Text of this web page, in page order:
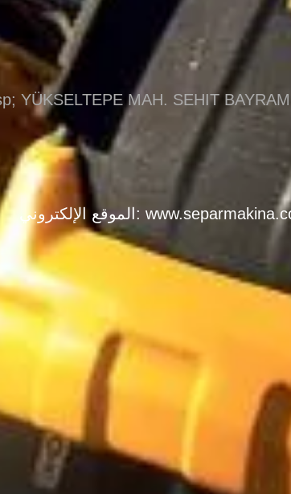
YÜKSELTEPE MAH. SEHIT
الموقع الإلكتروني: